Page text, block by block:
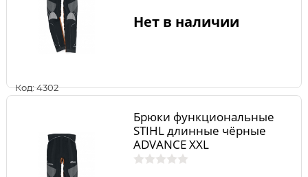
Код: 4302
Нет в наличии
Брюки функциональные
STIHL длинные чёрные
ADVANCE XXL